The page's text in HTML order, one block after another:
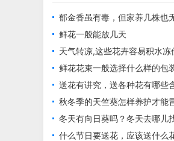
郁金香虽有毒，但家养几株也
鲜花一般能放几天
天气转凉,这些花卉容易积水冻
鲜花花束一般选择什么样的包
送花有讲究，送各种花有哪些
秋冬季的天竺葵怎样养护才能
冬天有向日葵吗？冬天去哪儿
什么节日要送花，应该送什么